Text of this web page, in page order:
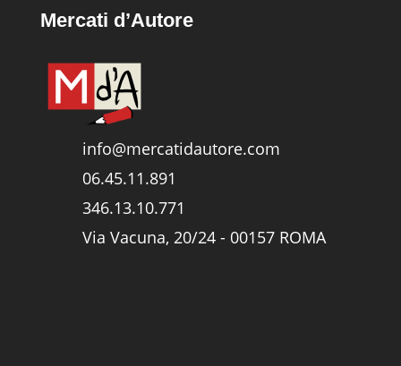
Mercati d’Autore
info@mercatidautore.com
06.45.11.891
346.13.10.771
Via Vacuna, 20/24 - 00157 ROMA